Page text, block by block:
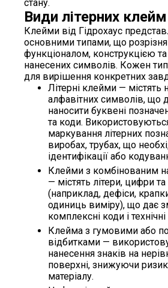
стану.
Види літерних клейм
Клейми від Гідрохаус
основними типами, що
функціоналом, конструкцією
нанесених символів. Кожен
для вирішення конкретних
Літерні клейми — містять
алфавітних символів, що
наносити буквені
та коди.
маркування літерних
виробах, трубах, що
ідентифікації або
Клейми з комбінованим
— містять літери, цифри
(наприклад, дефіси,
одиниць виміру), що дає
комплексні коди і
Клейма з гумовими або
відбитками —
нанесення знаків на
поверхні, знижуючи
матеріалу.